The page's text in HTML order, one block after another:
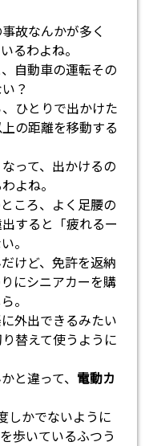
故なんかが多く
るわよね。
自動車の運転その
？
ひとりで出かけた
の距離を移動する
って、出かけるの
よね。
ころ、よく足腰の
すると「疲れるー
。
けど、免許を返納
にシニアカーを購
。
外出できるみたい
替えて使うように
と違って、 電動カ
しかでないように
歩いているふつう